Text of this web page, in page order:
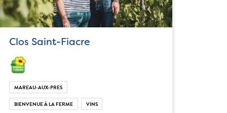
Clos Saint-Fiacre
MAREAU-AUX-PRES
BIENVENUE À LA FERME VINS